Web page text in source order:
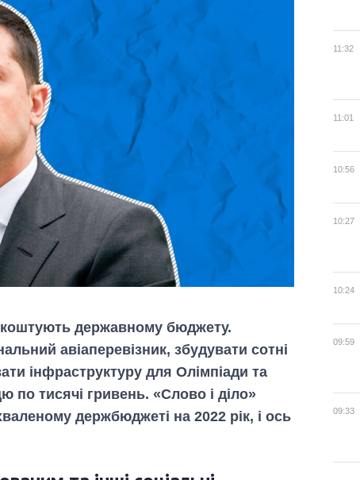
державному бюджету.
авіаперевізник, збудувати сотні
інфраструктуру для Олімпіади та
по тисячі гривень. «Слово і діло»
держбюджеті на 2022 рік, і ось
11:32
11:01
10:56
10:27
10:24
09:59
09:33